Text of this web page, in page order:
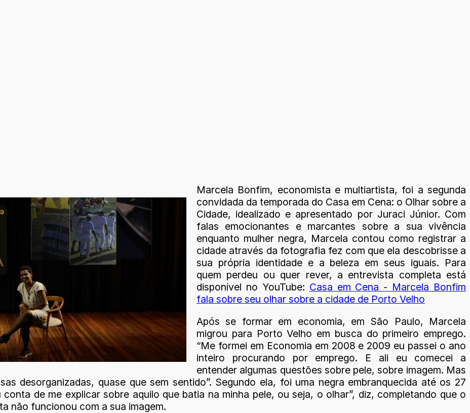
Marcela Bonfim, economista e multiartista, foi a segunda
convidada da temporada do Casa em Cena: o Olhar sobre a
Cidade, idealizado e apresentado por Juraci Júnior. Com
falas emocionantes e marcantes sobre a sua vivência
enquanto mulher negra, Marcela contou como registrar a
cidade através da fotografia fez com que ela descobrisse a
sua própria identidade e a beleza em seus iguais. Para
quem perdeu ou quer rever, a entrevista completa está
disponível no YouTube: Casa em Cena - Marcela Bonfim
fala sobre seu olhar sobre a cidade de Porto Velho
Após se formar em economia, em São Paulo, Marcela
migrou para Porto Velho em busca do primeiro emprego.
“Me formei em Economia em 2008 e 2009 eu passei o ano
inteiro procurando por emprego. E ali eu comecei a
entender algumas questões sobre pele, sobre imagem. Mas
desorganizadas, quase que sem sentido”. Segundo ela, foi uma negra embranquecida até os 27
de me explicar sobre aquilo que batia na minha pele, ou seja, o olhar”, diz, completando que o
não funcionou com a sua imagem.